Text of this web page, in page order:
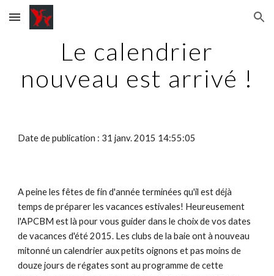
Skip to main content Skip to navigation
Le calendrier
nouveau est arrivé !
Date de publication : 31 janv. 2015 14:55:05
A peine les fêtes de fin d'année terminées qu'il est déjà
temps de préparer les vacances estivales! Heureusement
l'APCBM est là pour vous guider dans le choix de vos dates
de vacances d'été 2015. Les clubs de la baie ont à nouveau
mitonné un calendrier aux petits oignons et pas moins de
douze jours de régates sont au programme de cette